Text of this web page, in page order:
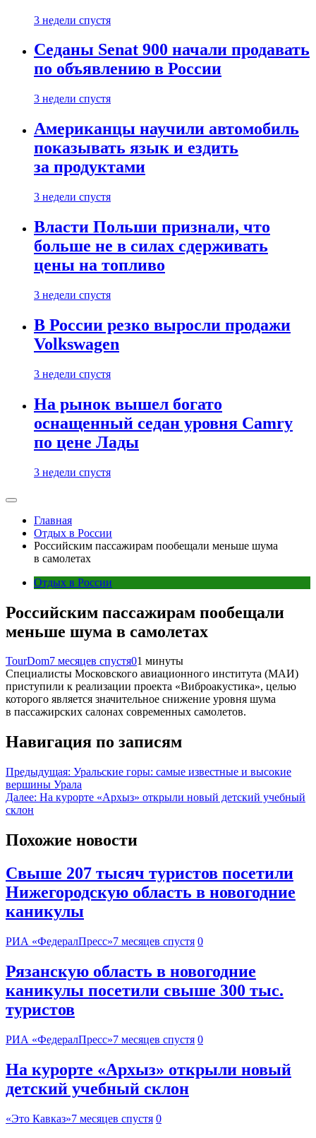
3 недели спустя
Седаны Senat 900 начали продавать
по объявлению в России
3 недели спустя
Американцы научили автомобиль
показывать язык и ездить
за продуктами
3 недели спустя
Власти Польши признали, что
больше не в силах сдерживать
цены на топливо
3 недели спустя
В России резко выросли продажи
Volkswagen
3 недели спустя
На рынок вышел богато
оснащенный седан уровня Camry
по цене Лады
3 недели спустя
Главная
Отдых в России
Российским пассажирам пообещали меньше шума
в самолетах
Отдых в России
Российским пассажирам пообещали
меньше шума в самолетах
TourDom7 месяцев спустя01 минуты
Специалисты Московского авиационного института (МАИ)
приступили к реализации проекта «Виброакустика», целью
которого является значительное снижение уровня шума
в пассажирских салонах современных самолетов.
Навигация по записям
Предыдущая: Уральские горы: самые известные и высокие
вершины Урала
Далее: На курорте «Архыз» открыли новый детский учебный
склон
Похожие новости
Свыше 207 тысяч туристов посетили
Нижегородскую область в новогодние
каникулы
РИА «ФедералПресс»7 месяцев спустя 0
Рязанскую область в новогодние
каникулы посетили свыше 300 тыс.
туристов
РИА «ФедералПресс»7 месяцев спустя 0
На курорте «Архыз» открыли новый
детский учебный склон
«Это Кавказ»7 месяцев спустя 0